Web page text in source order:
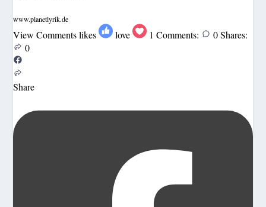
www.planetlyrik.de
View Comments likes love 1 Comments: 0 Shares:
0
Share